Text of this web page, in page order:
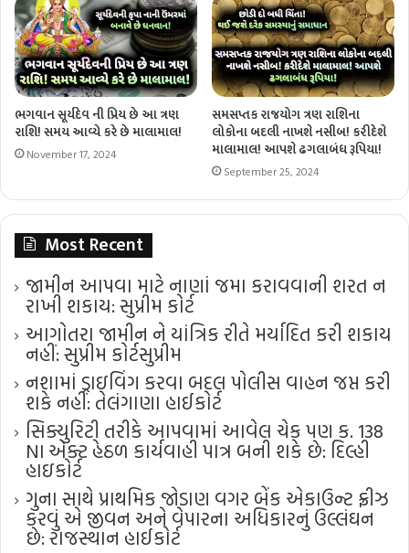
ભગવાન સૂર્યદેવ ની પ્રિય છે આ ત્રણ
રાશિ! સમય આવ્યે કરે છે માલામાલ!
November 17, 2024
સમસપ્તક રાજયોગ ત્રણ રાશિના
લોકોના બદલી નાખશે નસીબ! કરીદેશે
માલામાલ! આપશે ઢગલાબંધ રૂપિયા!
September 25, 2024
Most Recent
જામીન આપવા માટે નાણાં જમા કરાવવાની શરત ન
રાખી શકાય: સુપ્રીમ કોર્ટ
આગોતરા જામીન ને યાંત્રિક રીતે મર્યાદિત કરી શકાય
નહીં: સુપ્રીમ કોર્ટ​સુપ્રીમ
નશામાં ડ્રાઇવિંગ કરવા બદલ પોલીસ વાહન જપ્ત કરી
શકે નહીં: તેલંગાણા હાઈકોર્ટ
સિક્યુરિટી તરીકે આપવામાં આવેલ ચેક પણ ક. 138
NI એક્ટ હેઠળ કાર્યવાહી પાત્ર બની શકે છે: દિલ્હી
હાઇકોર્ટ
ગુના સાથે પ્રાથમિક જોડાણ વગર બેંક એકાઉન્ટ ફ્રીઝ
કરવું એ જીવન અને વેપારના અધિકારનું ઉલ્લંઘન
છે: રાજસ્થાન હાઈકોર્ટ